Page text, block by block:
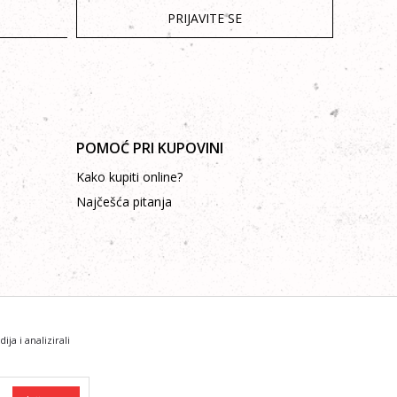
PRIJAVITE SE
POMOĆ PRI KUPOVINI
Kako kupiti online?
Najčešća pitanja
i analizirali